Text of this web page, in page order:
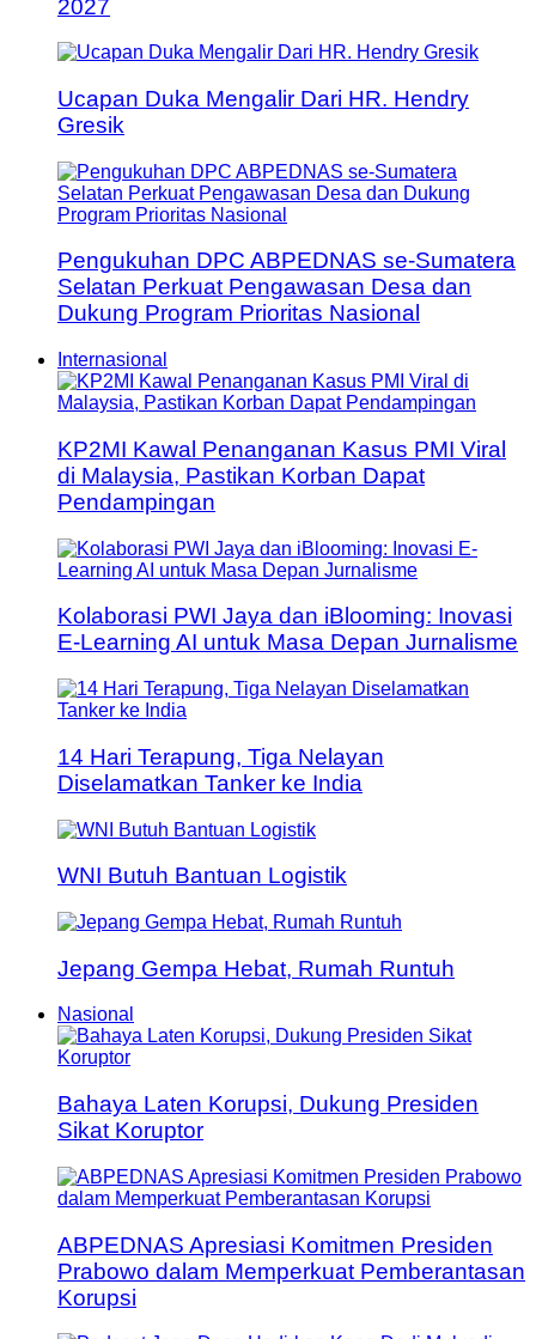
2027
Ucapan Duka Mengalir Dari HR. Hendry
Gresik
Pengukuhan DPC ABPEDNAS se-Sumatera
Selatan Perkuat Pengawasan Desa dan
Dukung Program Prioritas Nasional
Internasional
KP2MI Kawal Penanganan Kasus PMI Viral
di Malaysia, Pastikan Korban Dapat
Pendampingan
Kolaborasi PWI Jaya dan iBlooming: Inovasi
E-Learning AI untuk Masa Depan Jurnalisme
14 Hari Terapung, Tiga Nelayan
Diselamatkan Tanker ke India
WNI Butuh Bantuan Logistik
Jepang Gempa Hebat, Rumah Runtuh
Nasional
Bahaya Laten Korupsi, Dukung Presiden
Sikat Koruptor
ABPEDNAS Apresiasi Komitmen Presiden
Prabowo dalam Memperkuat Pemberantasan
Korupsi